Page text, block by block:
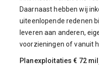
Daarnaast hebben wij
uiteenlopende redenen
leveren aan anderen,
voorzieningen of vanuit
Planexploitaties € 72